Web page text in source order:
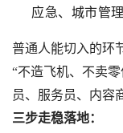
应急、城市管理
普通人能切入的环
“不造飞机、不卖零
员、服务员、内容
三步走稳落地：